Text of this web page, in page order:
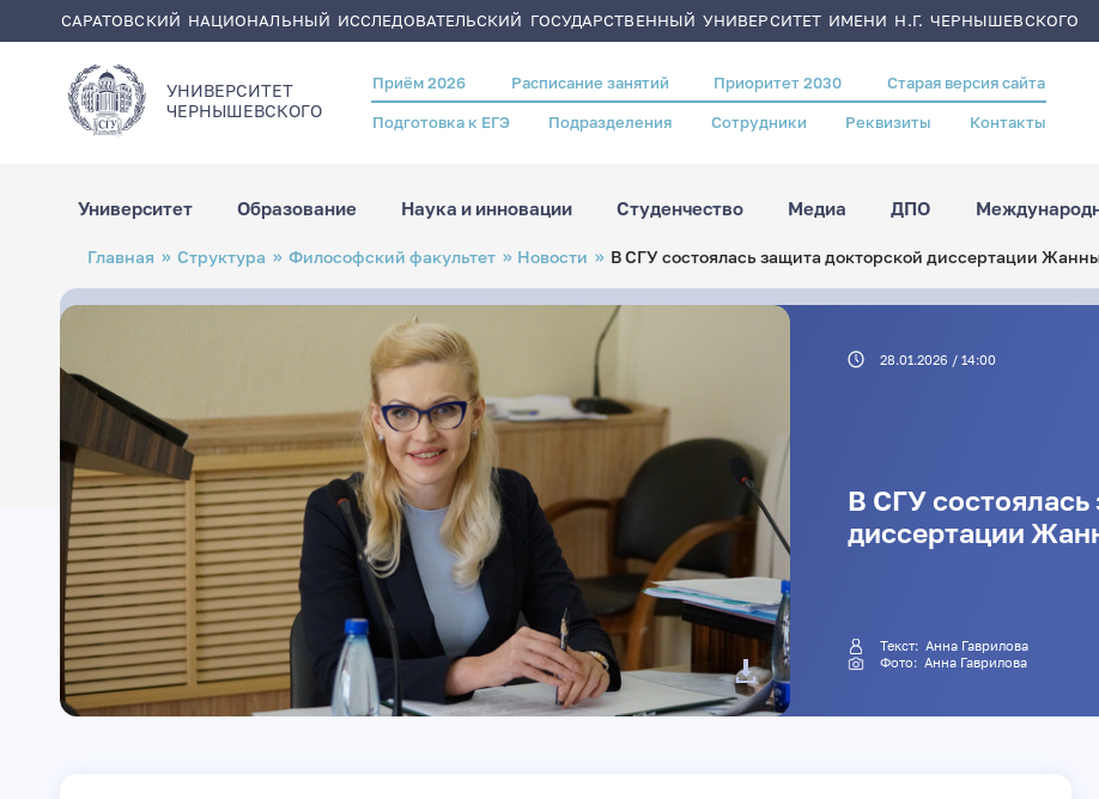
содержанию
САРАТОВСКИЙ НАЦИОНАЛЬНЫЙ ИССЛЕДОВАТЕЛЬСКИЙ ГОСУДАРСТВЕННЫЙ УНИВЕРСИТЕТ ИМЕНИ Н.Г. ЧЕРНЫШЕВСКОГО
УНИВЕРСИТЕТ
ЧЕРНЫШЕВСКОГO
Header
menu
Приём 2026 Расписание занятий Приоритет 2030 Старая версия сайта
Подготовка к ЕГЭ Подразделения Сотрудники Реквизиты Контакты
Университет Образование Наука и инновации Студенчество Медиа ДПО
Строка
навигации
Главная Структура Философский факультет Новости В СГУ состоялась защита докторской диссертации
28.01.2026 / 14:00
В СГУ
диссертации
Текст:Анна Гаврилова
Фото:Анна Гаврилова